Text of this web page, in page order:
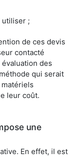
utiliser ;
de ces devis
contacté
des
qui serait
leur coût.
une
En effet, il est